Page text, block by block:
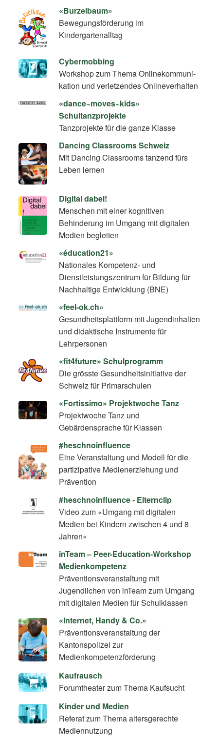
«Burzelbaum»
Bewegungsförderung im
Kindergartenalltag
Cybermobbing
Workshop zum Thema On­line­kom­mu­ni­
ka­ti­on und verletzendes Onlineverhalten
«dance~moves~kids»
Schultanzprojekte
Tanzprojekte für die ganze Klasse
Dancing Classrooms Schweiz
Mit Dancing Classrooms tanzend fürs
Leben lernen
Digital dabei!
Menschen mit einer kognitiven
Behinderung im Umgang mit digitalen
Medien begleiten
«éducation21»
Nationales Kompetenz- und
Dienstleistungszentrum für Bildung für
Nachhaltige Entwicklung (BNE)
«feel-ok.ch»
Gesundheitsplattform mit Jugendinhalten
und didaktische Instrumente für
Lehrpersonen
«fit4future» Schulprogramm
Die grösste Gesundheitsinitiative der
Schweiz für Primarschulen
«Fortissimo» Projektwoche Tanz
Projektwoche Tanz und
Gebärdensprache für Klassen
#heschnoinfluence
Eine Veranstaltung und Modell für die
partizipative Medienerziehung und
Prävention
#heschnoinfluence - Elternclip
Video zum «Umgang mit digitalen
Medien bei Kindern zwischen 4 und 8
Jahren»
inTeam – Peer-Education-Workshop
Medienkompetenz
Präventionsveranstaltung mit
Jugendlichen von inTeam zum Umgang
mit digitalen Medien für Schulklassen
«Internet, Handy & Co.»
Präventionsveranstaltung der
Kantonspolizei zur
Medienkompetenzförderung
Kaufrausch
Forumtheater zum Thema Kaufsucht
Kinder und Medien
Referat zum Thema altersgerechte
Mediennutzung